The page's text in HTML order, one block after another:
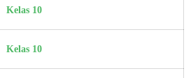
Kelas 10
Kelas 10